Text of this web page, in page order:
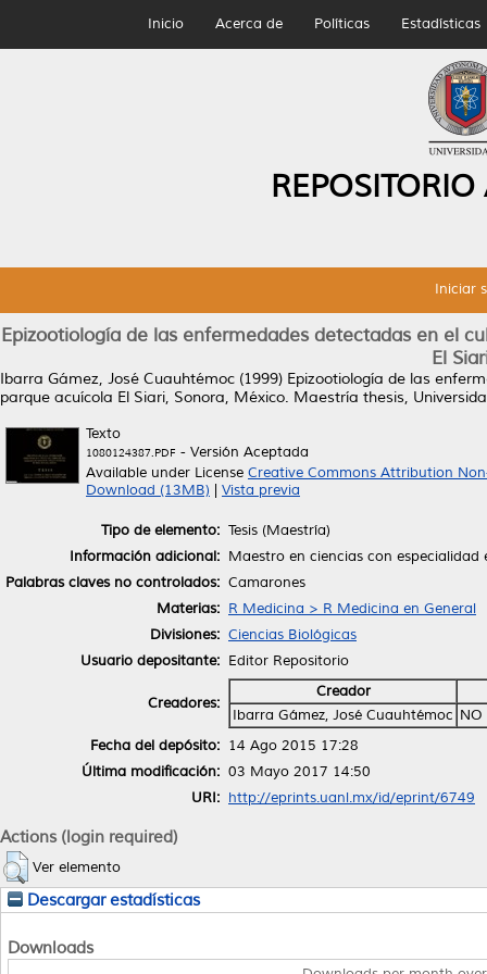
Inicio Acerca de Políticas Estadísticas
Iniciar
Epizootiología de las enfermedades detectadas en el
El
Ibarra Gámez, José Cuauhtémoc (1999) Epizootiología de las
parque acuícola El Siari, Sonora, México. Maestría thesis,
Texto
1080124387.PDF - Versión Aceptada
Available under License Creative Commons Attribution
Download (13MB)
Vista previa
Tipo de elemento: Tesis (Maestría)
Información adicional: Maestro en ciencias con especialidad
Palabras claves no controlados: Camarones
Materias: R Medicina > R Medicina en General
Divisiones: Ciencias Biológicas
Usuario depositante: Editor Repositorio
Creadores:
Creador
Ibarra Gámez, José Cuauhtémoc NO
Fecha del depósito: 14 Ago 2015 17:28
Última modificación: 03 Mayo 2017 14:50
URI: http://eprints.uanl.mx/id/eprint/6749
Actions (login required)
Ver elemento
Descargar estadísticas
Downloads